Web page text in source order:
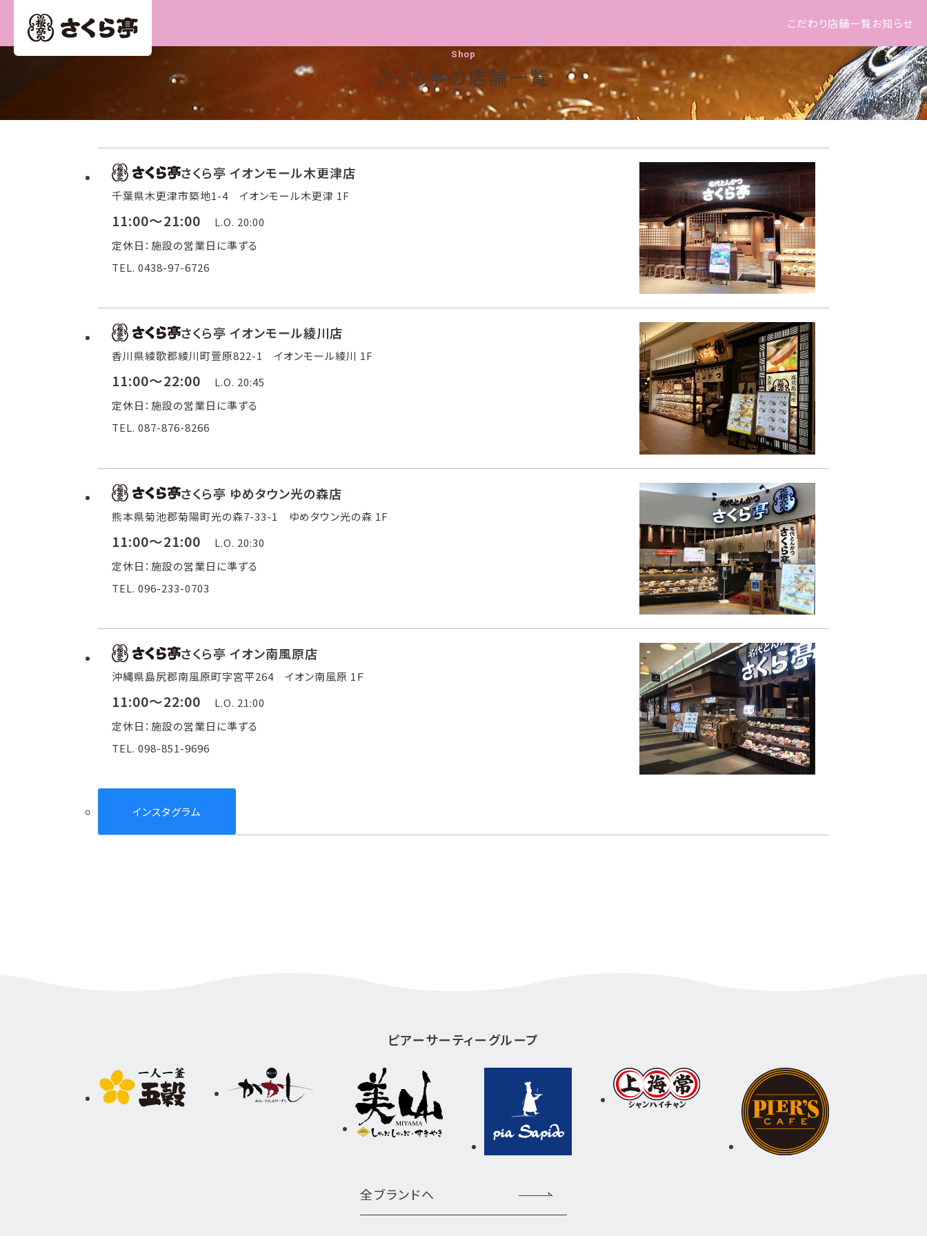
こだわり店舗一覧お知らせ
Shop
さくら亭の店舗一覧
さくら亭 イオンモール木更津店
千葉県木更津市築地1-4 イオンモール木更津 1F
11:00～21:00
L.O. 20:00
定休日：施設の営業日に準ずる
TEL. 0438-97-6726
さくら亭 イオンモール綾川店
香川県綾歌郡綾川町萱原822-1 イオンモール綾川 1F
11:00～22:00
L.O. 20:45
定休日：施設の営業日に準ずる
TEL. 087-876-8266
さくら亭 ゆめタウン光の森店
熊本県菊池郡菊陽町光の森7-33-1 ゆめタウン光の森 1F
11:00～21:00
L.O. 20:30
定休日：施設の営業日に準ずる
TEL. 096-233-0703
さくら亭 イオン南風原店
沖縄県島尻郡南風原町字宮平264 イオン南風原 1Ｆ
11:00～22:00
L.O. 21:00
定休日：施設の営業日に準ずる
TEL. 098-851-9696
インスタグラム
ピアーサーティーグループ
全ブランドへ